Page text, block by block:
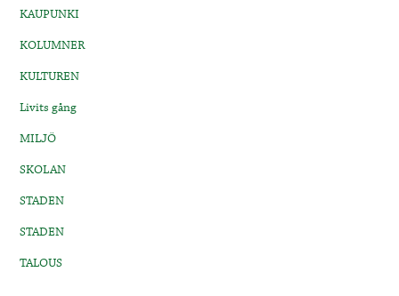
KAUPUNKI
KOLUMNER
KULTUREN
Livits gång
MILJÖ
SKOLAN
STADEN
STADEN
TALOUS